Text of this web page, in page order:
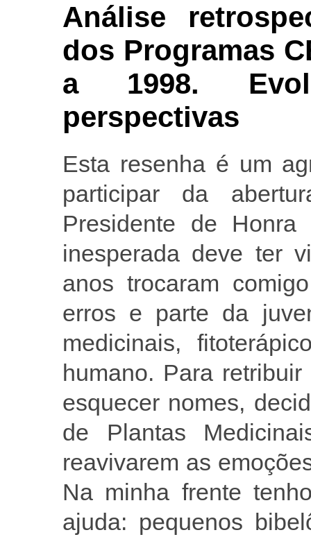
Análise
dos Programas
a 1998.
perspectivas
Esta resenha é um
participar da
Presidente de
inesperada deve ter
anos trocaram
erros e parte da
medicinais,
humano. Para
esquecer nomes,
de Plantas
reavivarem as
Na minha frente
ajuda: pequenos